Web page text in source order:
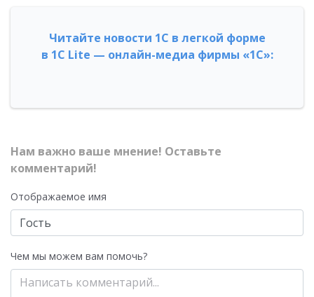
Читайте новости 1С в легкой форме
в 1С Lite — онлайн-медиа фирмы «1С»:
Нам важно ваше мнение! Оставьте
комментарий!
Отображаемое имя
Чем мы можем вам помочь?